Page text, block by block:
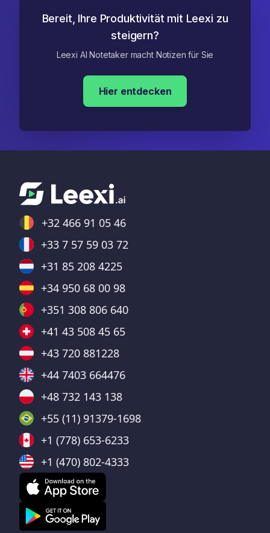
Bereit, Ihre Produktivität mit Leexi zu
steigern?
Leexi AI Notetaker macht Notizen für Sie
Hier entdecken
+32 466 91 05 46
+33 7 57 59 03 72
+31 85 208 4225
+34 950 68 00 98
+351 308 806 640
+41 43 508 45 65
+43 720 881228
+44 7403 664476
+48 732 143 138
+55 (11) 91379-1698
+1 (778) 653-6233
+1 (470) 802-4333